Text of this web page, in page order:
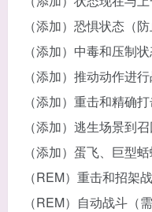
（添加）恐惧状态（
（添加）中毒和压制
（添加）推动动作进
（添加）重击和精确
（添加）逃生场景到
（添加）蛋飞、巨型
（REM）重击和招架
（REM）自动战斗（